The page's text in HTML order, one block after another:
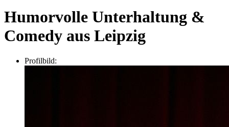
Humorvolle Unterhaltung &
Comedy aus Leipzig
Profilbild: